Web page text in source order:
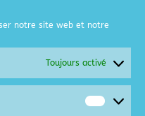
notre site web et notre
Toujours activé